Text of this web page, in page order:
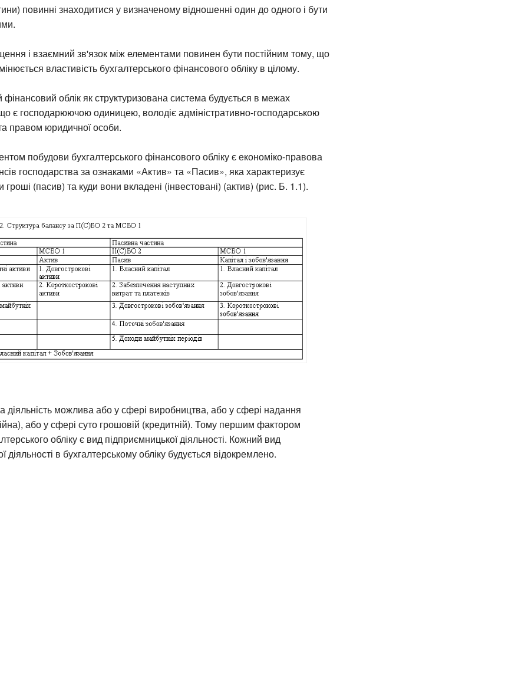
повинні знаходитися у визначеному відношенні один до одного і бути
і взаємний зв'язок між елементами повинен бути постійним тому, що
властивість бухгалтерського фінансового обліку в цілому.
фінансовий облік як структуризована система будується в межах
є господарюючою одиницею, володіє адміністративно-господарською
правом юридичної особи.
побудови бухгалтерського фінансового обліку є економіко-правова
господарства за ознаками «Актив» та «Пасив», яка характеризує
гроші (пасив) та куди вони вкладені (інвестовані) (актив) (рис. Б. 1.1).
діяльність можлива або у сфері виробництва, або у сфері надання
або у сфері суто грошовій (кредитній). Тому першим фактором
обліку є вид підприємницької діяльності. Кожний вид
діяльності в бухгалтерському обліку будується відокремлено.